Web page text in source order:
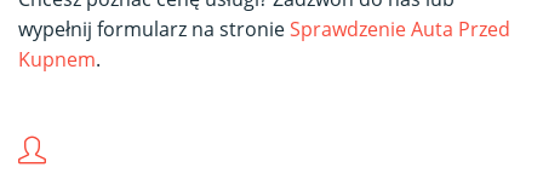
wypełnij formularz na stronieSprawdzenie Auta Przed
Kupnem.